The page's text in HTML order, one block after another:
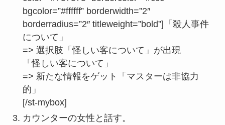
bgcolor=”#ffffff” borderwidth=”2″
borderradius=”2″ titleweight=”bold”]「殺人事件
について」
=> 選択肢「怪しい客について」が出現
「怪しい客について」
=> 新たな情報をゲット「マスターは非協力
的」
[/st-mybox]
カウンターの女性と話す。